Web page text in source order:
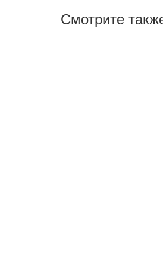
Смотрите